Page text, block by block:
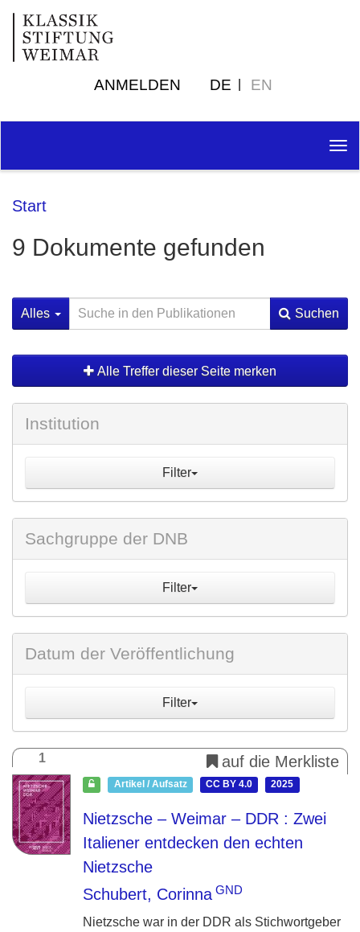
ANMELDEN DE EN
Start
9 Dokumente gefunden
Alles Suchen
Alle Treffer dieser Seite merken
Institution
Filter
Sachgruppe der DNB
Filter
Datum der Veröffentlichung
Filter
1 auf die Merkliste
Artikel / Aufsatz CC BY 4.0 2025
Nietzsche – Weimar – DDR : Zwei
Italiener entdecken den echten
Nietzsche
Schubert, Corinna GND
Nietzsche war in der DDR als Stichwortgeber